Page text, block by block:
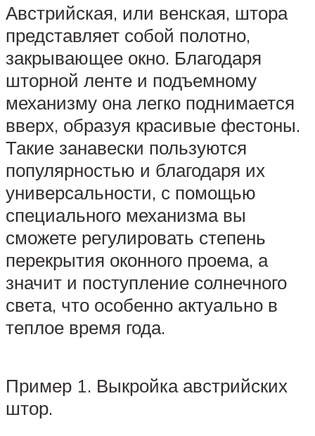
Австрийская, или венская, штора
представляет собой полотно,
закрывающее окно. Благодаря
шторной ленте и подъемному
механизму она легко поднимается
вверх, образуя красивые фестоны.
Такие занавески пользуются
популярностью и благодаря их
универсальности, с помощью
специального механизма вы
сможете регулировать степень
перекрытия оконного проема, а
значит и поступление солнечного
света, что особенно актуально в
теплое время года.
Пример 1. Выкройка австрийских
штор.